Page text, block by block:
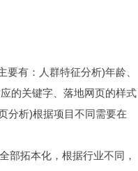
有：人群特征分析)年龄、
的关键字、落地网页的样式
分析)根据项目不同需要在
部拓本化，根据行业不同，